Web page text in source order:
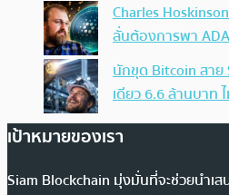
Charles
ลั่นต้องการพา
นักขุด Bitcoin สา
เดียว 6.6 ล้านบาท
เป้าหมายของเรา
Siam Blockchain มุ่งมั่นที่จะช่วยนำเ